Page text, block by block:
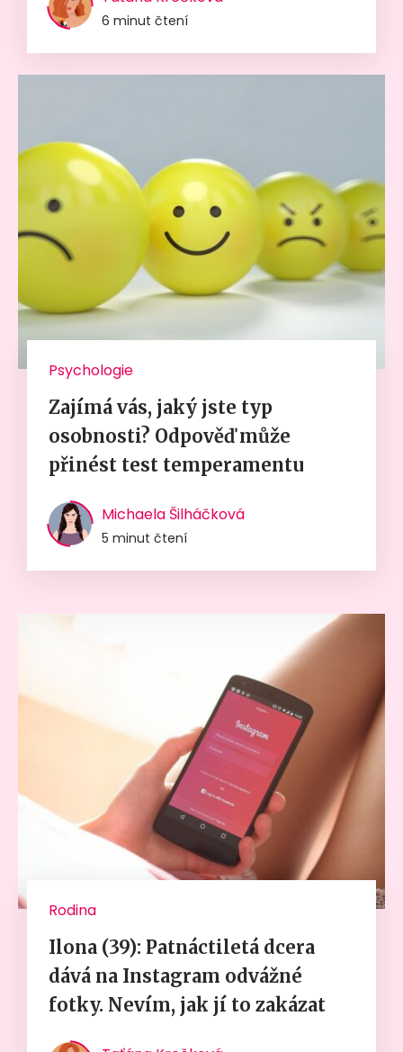
6 minut čtení
Psychologie
Zajímá vás, jaký jste typ
osobnosti? Odpověď může
přinést test temperamentu
Michaela Šilháčková
5 minut čtení
Rodina
Ilona (39): Patnáctiletá dcera
dává na Instagram odvážné
fotky. Nevím, jak jí to zakázat